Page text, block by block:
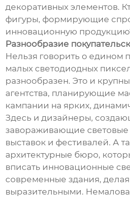
декоративных элементов.
фигуры, формирующие
инновационную
Разнообразие
Нельзя говорить о едином
малых светодиодных
разнообразен. Это и
агентства, планирующие
кампании на ярких,
Здесь и дизайнеры,
завораживающие световые
выставок и фестивалей. А
архитектурные бюро,
вписать инновационные
современные здания,
выразительными.